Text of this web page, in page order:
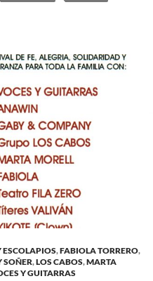
ESCOLAPIOS,FABIOLA TORRERO,
SOÑER,LOS CABOS,MARTA
Y GUITARRAS